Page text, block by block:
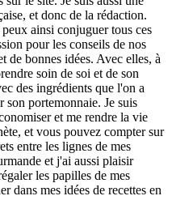
et donc de la rédaction.
ainsi conjuguer tous ces
pour les conseils de nos
de bonnes idées. Avec elles, à
soin de soi et de son
des ingrédients que l'on a
son portemonnaie. Je suis
et me rendre la vie
et vous pouvez compter sur
entre les lignes de mes
et j'ai aussi plaisir
les papilles de mes
dans mes idées de recettes en